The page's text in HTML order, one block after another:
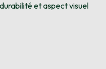
et aspect visuel